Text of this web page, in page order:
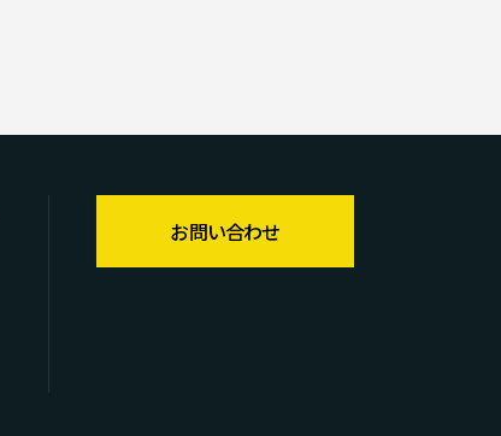
お問い合わせ